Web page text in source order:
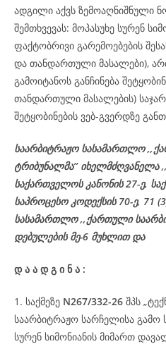
ადგილი აქვს ზემოაღნიშნული
შემთხვევას: მოპასუხე სურენ
ფაქტობრივი გარემოებების
და თანდართული მასალები),
გამოიტანოს განჩინება
თანდართული მასალების)
შეტყობინების ვებ-გვერდზე
საარბიტრაჟო სასამართლო
ტრიბუნალმა’’ იხელმძღვანელა
საქართველოს კანონის 27-ე,
საპროცესო კოდექსის 70-ე, 71
სასამართლო ,,ქართული
დებულების მე-6 მუხლით და
დ ა ა დ გ ი ნ ა :
1. საქმეზე N267/332-26 შპს
საარბიტრაჟო სარჩელისა გამო
სურენ სიმონიანის მიმართ